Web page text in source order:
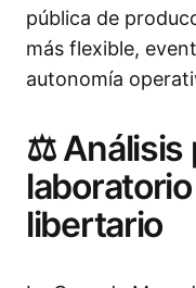
pública de
más flexible,
autonomía
⚖️ Análisis
libertario